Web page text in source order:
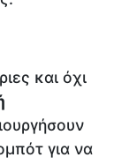
και όχι
για να